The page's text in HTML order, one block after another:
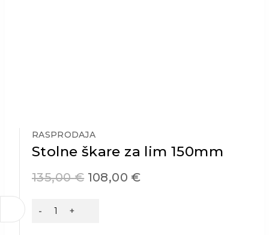
RASPRODAJA
Stolne škare za lim 150mm
135,00€ 108,00 €
Stolne